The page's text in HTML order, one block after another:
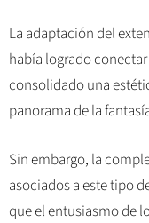
La adaptación del
había logrado
consolidado una
panorama de la
Sin embargo, la
asociados a este tipo
que el entusiasmo de